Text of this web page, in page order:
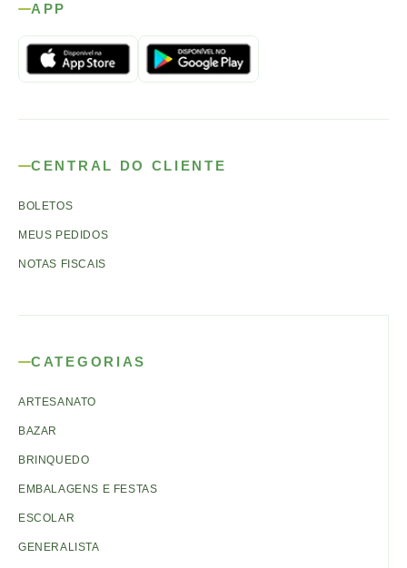
APP
CENTRAL DO CLIENTE
BOLETOS
MEUS PEDIDOS
NOTAS FISCAIS
CATEGORIAS
ARTESANATO
BAZAR
BRINQUEDO
EMBALAGENS E FESTAS
ESCOLAR
GENERALISTA